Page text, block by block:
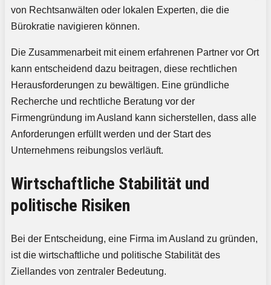
von Rechtsanwälten oder lokalen Experten, die die
Bürokratie navigieren können.
Die Zusammenarbeit mit einem erfahrenen Partner vor Ort
kann entscheidend dazu beitragen, diese rechtlichen
Herausforderungen zu bewältigen. Eine gründliche
Recherche und rechtliche Beratung vor der
Firmengründung im Ausland kann sicherstellen, dass alle
Anforderungen erfüllt werden und der Start des
Unternehmens reibungslos verläuft.
Wirtschaftliche Stabilität und
politische Risiken
Bei der Entscheidung, eine Firma im Ausland zu gründen,
ist die wirtschaftliche und politische Stabilität des
Ziellandes von zentraler Bedeutung.